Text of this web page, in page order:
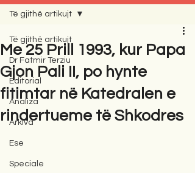
Të gjithë artikujt
Dr Fatmir Terziu
Editorial
Analiza
Arkiva
Ese
Speciale
Të gjithë artikujt
Me 25 Prill 1993, kur Papa
Gjon Pali II, po hynte
fitimtar në Katedralen e
rindertueme të Shkodres